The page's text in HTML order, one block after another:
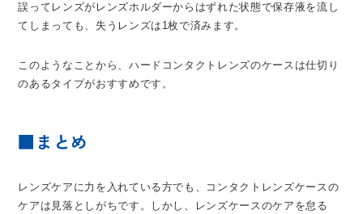
誤ってレンズがレンズホルダーからはずれた状態で保存液を流し
てしまっても、失うレンズは1枚で済みます。
このようなことから、ハードコンタクトレンズのケースは仕切り
のあるタイプがおすすめです。
■まとめ
レンズケアに力を入れている方でも、コンタクトレンズケースの
ケアは見落としがちです。しかし、レンズケースのケアを怠る